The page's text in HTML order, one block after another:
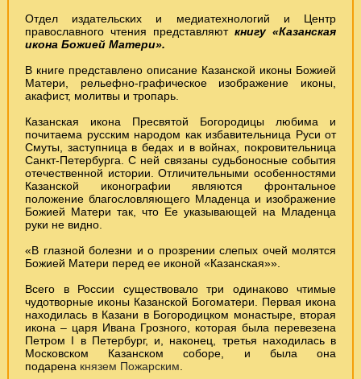
Отдел издательских и медиатехнологий и Центр
православного чтения представляют книгу «Казанская
икона Божией Матери».
В книге представлено описание Казанской иконы Божией
Матери, рельефно-графическое изображение иконы,
акафист, молитвы и тропарь.
Казанская икона Пресвятой Богородицы любима и
почитаема русским народом как избавительница Руси от
Смуты, заступница в бедах и в войнах, покровительница
Санкт-Петербурга. С ней связаны судьбоносные события
отечественной истории. Отличительными особенностями
Казанской иконографии являются фронтальное
положение благословляющего Младенца и изображение
Божией Матери так, что Ее указывающей на Младенца
руки не видно.
«В глазной болезни и о прозрении слепых очей молятся
Божией Матери перед ее иконой «Казанская»».
Всего в России существовало три одинаково чтимые
чудотворные иконы Казанской Богоматери. Первая икона
находилась в Казани в Богородицком монастыре, вторая
икона – царя Ивана Грозного, которая была перевезена
Петром I в Петербург, и, наконец, третья находилась в
Московском Казанском соборе, и была она
подарена князем Пожарским